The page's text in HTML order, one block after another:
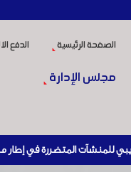
الصفحة الرئيسية الدفع
مجلس الإدارة